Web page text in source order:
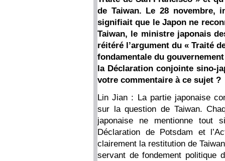
de Taiwan. Le 28 novembre,
signifiait que le Japon ne
Taiwan, le ministre japonais
réitéré l’argument du « Traité
fondamentale du
la Déclaration conjointe sino-
votre commentaire à ce sujet ?
Lin Jian : La partie japonaise
sur la question de Taiwan.
japonaise ne mentionne tout
Déclaration de Potsdam et
clairement la restitution de
servant de fondement politique